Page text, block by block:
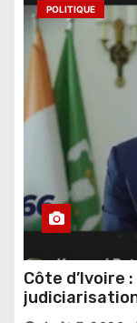
POLITIQUE
Côte d’Ivoire
poursuivre